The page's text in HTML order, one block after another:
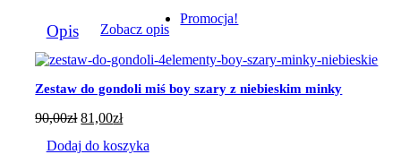
Opis Zobacz opis
Promocja!
Zestaw do gondoli miś boy szary z niebieskim minky
90,00zł 81,00zł
Dodaj do koszyka